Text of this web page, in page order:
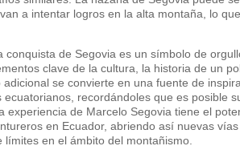
a intentar logros en la alta montaña, lo
de Segovia es un símbolo de
clave de la cultura, la historia de un
se convierte en una fuente de
recordándoles que es posible
experiencia de Marcelo Segovia tiene el
en Ecuador, abriendo así nuevas
en el ámbito del montañismo.